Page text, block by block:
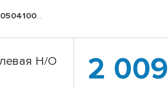
32
Н/О
2 009